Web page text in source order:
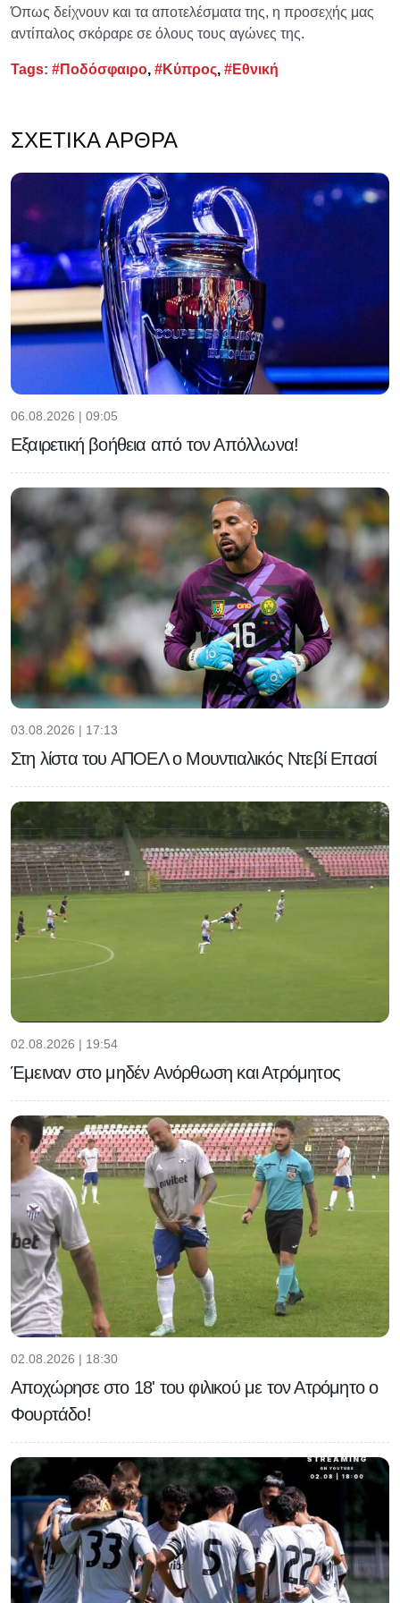
Όπως δείχνουν και τα αποτελέσματα της, η προσεχής μας
αντίπαλος σκόραρε σε όλους τους αγώνες της.
Tags: #Ποδόσφαιρο, #Κύπρος, #Εθνική
ΣΧΕΤΙΚΆ ΆΡΘΡΑ
06.08.2026 | 09:05
Εξαιρετική βοήθεια από τον Απόλλωνα!
03.08.2026 | 17:13
Στη λίστα του ΑΠΟΕΛ ο Μουντιαλικός Ντεβί Επασί
02.08.2026 | 19:54
Έμειναν στο μηδέν Ανόρθωση και Ατρόμητος
02.08.2026 | 18:30
Αποχώρησε στο 18' του φιλικού με τον Ατρόμητο ο
Φουρτάδο!